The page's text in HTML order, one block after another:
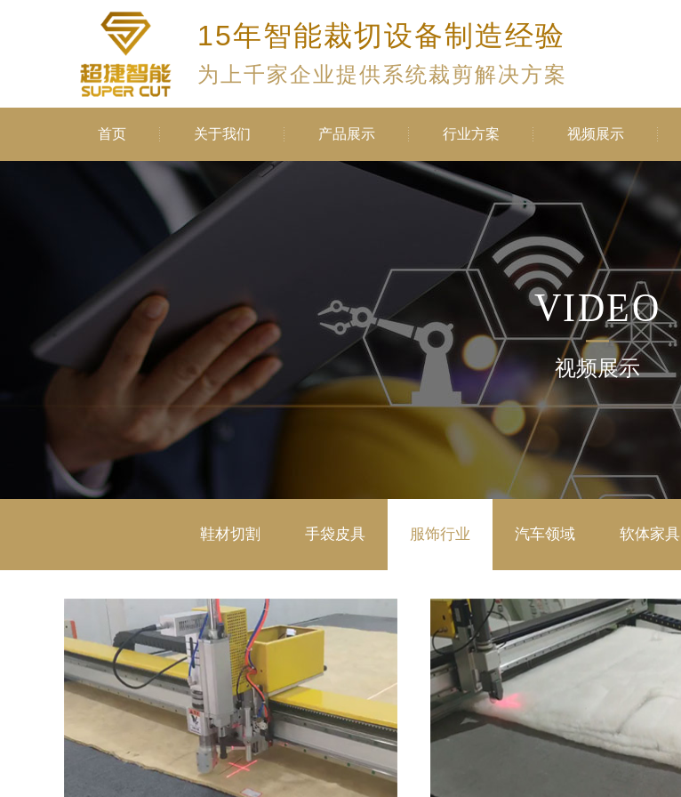
15年智能裁切设备制造经验
为上千家企业提供系统裁剪解决方案
首页 关于我们 产品展示 行业方案 视频展示
VIDEO
视频展示
鞋材切割 手袋皮具 服饰行业 汽车领域 软体家具